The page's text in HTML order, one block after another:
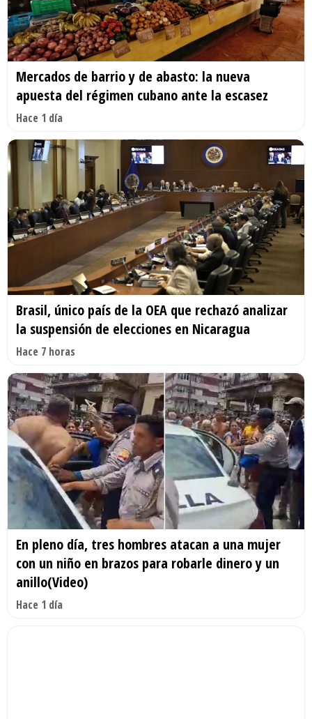
Mercados de barrio y de abasto: la nueva
apuesta del régimen cubano ante la escasez
Hace 1 día
Brasil, único país de la OEA que rechazó analizar
la suspensión de elecciones en Nicaragua
Hace 7 horas
En pleno día, tres hombres atacan a una mujer
con un niño en brazos para robarle dinero y un
anillo(Video)
Hace 1 día